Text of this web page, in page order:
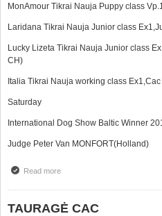
MonAmour Tikrai Nauja Puppy class
Laridana Tikrai Nauja Junior class
Lucky Lizeta Tikrai Nauja Junior class
CH)
Italia Tikrai Nauja working class Ex1,Cac
Saturday
International Dog Show Baltic Winner
Judge Peter Van MONFORT(Holland)
Read moreabout Unreal results in one
TAURAGĖ CAC